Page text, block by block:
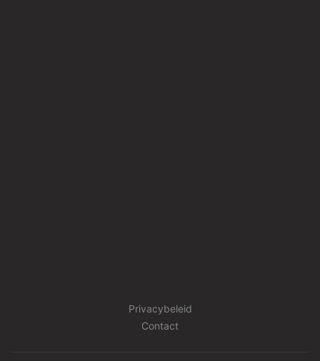
Privacybeleid
Contact